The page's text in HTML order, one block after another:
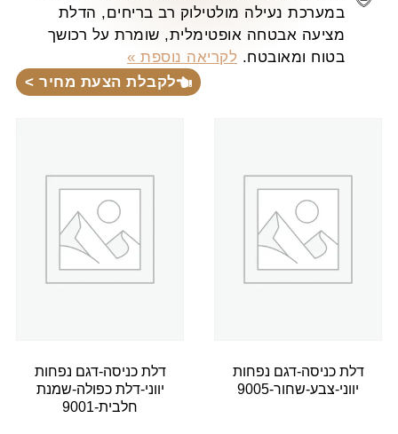
במערכת נעילה מולטילוק רב בריחים, הדלת
מציעה אבטחה אופטימלית, שומרת על רכושך
בטוח ומאובטח. לקריאה נוספת »
לקבלת הצעת מחיר >
דלת כניסה-דגם נפחות
יווני-צבע-שחור-9005
דלת כניסה-דגם נפחות
יווני-דלת כפולה-שמנת
חלבית-9001